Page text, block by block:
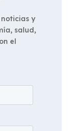
y
salud,
el